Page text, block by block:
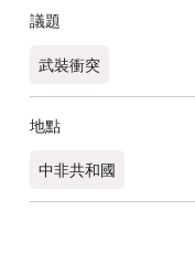
議題
武裝衝突
地點
中非共和國